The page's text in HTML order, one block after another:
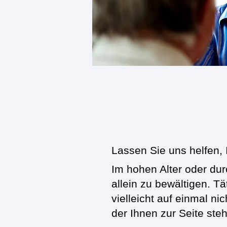
Lassen Sie uns
Im hohen Alter oder
allein zu bewältigen.
vielleicht auf einmal
der Ihnen zur Seite